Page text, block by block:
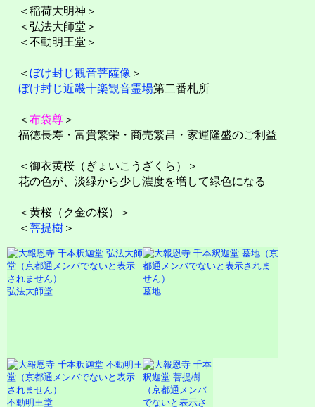
＜稲荷大明神＞
＜弘法大師堂＞
＜不動明王堂＞
＜ ぼけ封じ観音菩薩像 ＞
ぼけ封じ近畿十楽観音霊場第二番札所
＜ 布袋尊 ＞
福徳長寿・富貴繁栄・商売繁昌・家運隆盛のご利益
＜御衣黄桜（ぎょいこうざくら）＞
花の色が、淡緑から少し濃度を増して緑色になる
＜黄桜（ク金の桜）＞
＜ 菩提樹 ＞
弘法大師堂 墓地
不動明王堂